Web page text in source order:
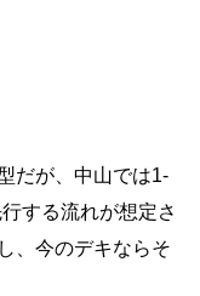
だが、中山では1-
する流れが想定さ
、今のデキならそ